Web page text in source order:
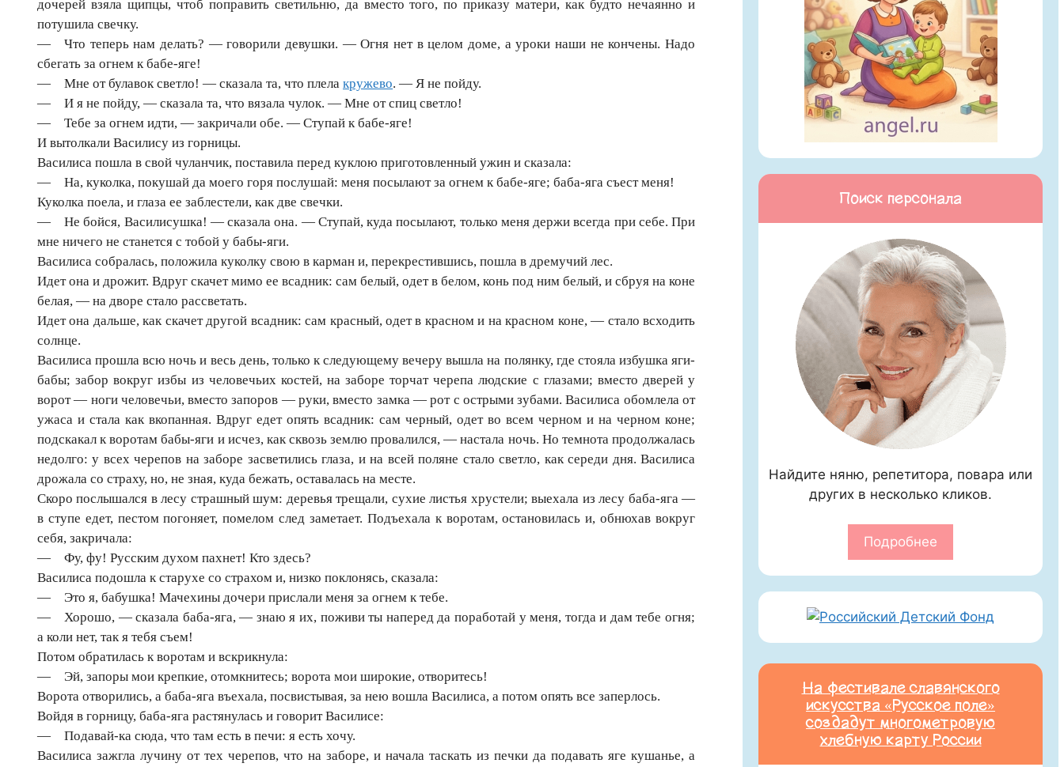
дочерей взяла щипцы, чтоб поправить светильню, да вместо того, по приказу матери, как будто нечаянно и
потушила свечку.
— Что теперь нам делать? — говорили девушки. — Огня нет в целом доме, а уроки наши не кончены. Надо
сбегать за огнем к бабе-яге!
— Мне от булавок светло! — сказала та, что плела кружево. — Я не пойду.
— И я не пойду, — сказала та, что вязала чулок. — Мне от спиц светло!
— Тебе за огнем идти, — закричали обе. — Ступай к бабе-яге!
И вытолкали Василису из горницы.
Василиса пошла в свой чуланчик, поставила перед куклою приготовленный ужин и сказала:
— На, куколка, покушай да моего горя послушай: меня посылают за огнем к бабе-яге; баба-яга съест меня!
Куколка поела, и глаза ее заблестели, как две свечки.
— Не бойся, Василисушка! — сказала она. — Ступай, куда посылают, только меня держи всегда при себе. При
мне ничего не станется с тобой у бабы-яги.
Василиса собралась, положила куколку свою в карман и, перекрестившись, пошла в дремучий лес.
Идет она и дрожит. Вдруг скачет мимо ее всадник: сам белый, одет в белом, конь под ним белый, и сбруя на коне
белая, — на дворе стало рассветать.
Идет она дальше, как скачет другой всадник: сам красный, одет в красном и на красном коне, — стало всходить
солнце.
Василиса прошла всю ночь и весь день, только к следующему вечеру вышла на полянку, где стояла избушка яги-
бабы; забор вокруг избы из человечьих костей, на заборе торчат черепа людские с глазами; вместо дверей у
ворот — ноги человечьи, вместо запоров — руки, вместо замка — рот с острыми зубами. Василиса обомлела от
ужаса и стала как вкопанная. Вдруг едет опять всадник: сам черный, одет во всем черном и на черном коне;
подскакал к воротам бабы-яги и исчез, как сквозь землю провалился, — настала ночь. Но темнота продолжалась
недолго: у всех черепов на заборе засветились глаза, и на всей поляне стало светло, как середи дня. Василиса
дрожала со страху, но, не зная, куда бежать, оставалась на месте.
Скоро послышался в лесу страшный шум: деревья трещали, сухие листья хрустели; выехала из лесу баба-яга —
в ступе едет, пестом погоняет, помелом след заметает. Подъехала к воротам, остановилась и, обнюхав вокруг
себя, закричала:
— Фу, фу! Русским духом пахнет! Кто здесь?
Василиса подошла к старухе со страхом и, низко поклонясь, сказала:
— Это я, бабушка! Мачехины дочери прислали меня за огнем к тебе.
— Хорошо, — сказала баба-яга, — знаю я их, поживи ты наперед да поработай у меня, тогда и дам тебе огня;
а коли нет, так я тебя съем!
Потом обратилась к воротам и вскрикнула:
— Эй, запоры мои крепкие, отомкнитесь; ворота мои широкие, отворитесь!
Ворота отворились, а баба-яга въехала, посвистывая, за нею вошла Василиса, а потом опять все заперлось.
Войдя в горницу, баба-яга растянулась и говорит Василисе:
— Подавай-ка сюда, что там есть в печи: я есть хочу.
Василиса зажгла лучину от тех черепов, что на заборе, и начала таскать из печки да подавать яге кушанье, а
Поиск персонала
Найдите няню, репетитора, повара или
других в несколько кликов.
Подробнее
На фестивале славянского
искусства «Русское поле»
создадут многометровую
хлебную карту России